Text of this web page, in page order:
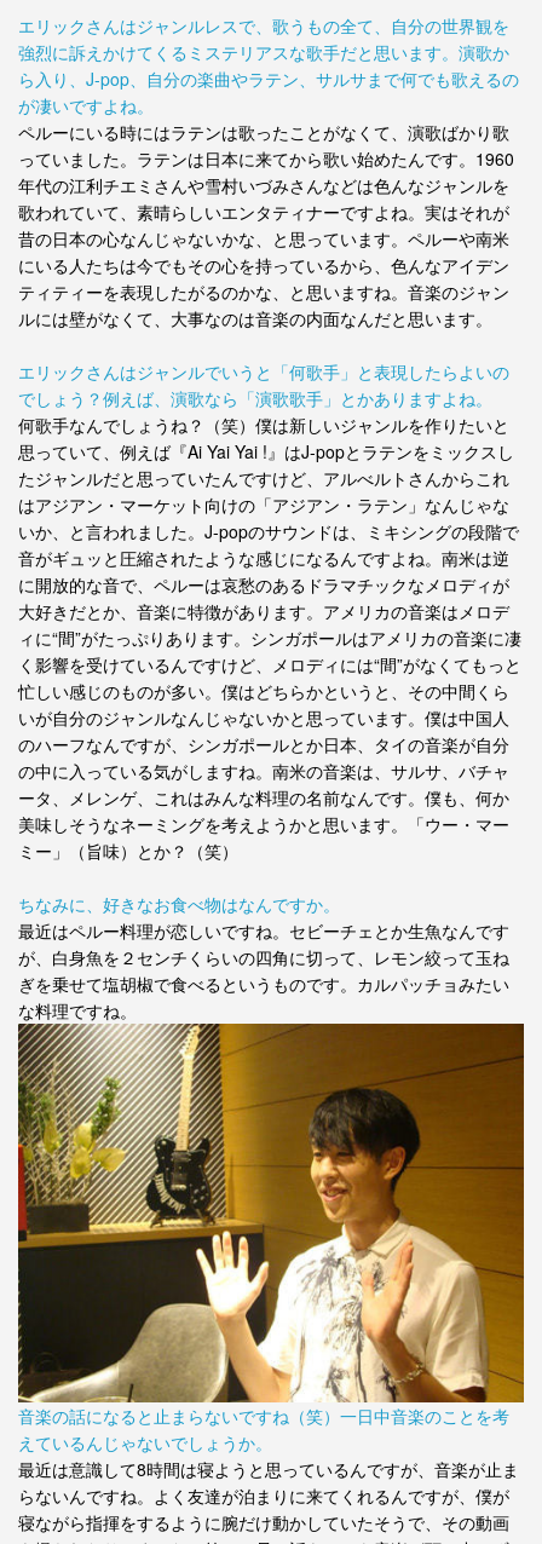
エリックさんはジャンルレスで、歌うもの全て、自分の世界観を
強烈に訴えかけてくるミステリアスな歌手だと思います。演歌か
ら入り、J-pop、自分の楽曲やラテン、サルサまで何でも歌えるの
が凄いですよね。
ペルーにいる時にはラテンは歌ったことがなくて、演歌ばかり歌
っていました。ラテンは日本に来てから歌い始めたんです。1960
年代の江利チエミさんや雪村いづみさんなどは色んなジャンルを
歌われていて、素晴らしいエンタティナーですよね。実はそれが
昔の日本の心なんじゃないかな、と思っています。ペルーや南米
にいる人たちは今でもその心を持っているから、色んなアイデン
ティティーを表現したがるのかな、と思いますね。音楽のジャン
ルには壁がなくて、大事なのは音楽の内面なんだと思います。
エリックさんはジャンルでいうと「何歌手」と表現したらよいの
でしょう？例えば、演歌なら「演歌歌手」とかありますよね。
何歌手なんでしょうね？（笑）僕は新しいジャンルを作りたいと
思っていて、例えば『Ai Yai Yai !』はJ-popとラテンをミックスし
たジャンルだと思っていたんですけど、アルべルトさんからこれ
はアジアン・マーケット向けの「アジアン・ラテン」なんじゃな
いか、と言われました。J-popのサウンドは、ミキシングの段階で
音がギュッと圧縮されたような感じになるんですよね。南米は逆
に開放的な音で、ペルーは哀愁のあるドラマチックなメロディが
大好きだとか、音楽に特徴があります。アメリカの音楽はメロデ
ィに“間”がたっぷりあります。シンガポールはアメリカの音楽に凄
く影響を受けているんですけど、メロディには“間”がなくてもっと
忙しい感じのものが多い。僕はどちらかというと、その中間くら
いが自分のジャンルなんじゃないかと思っています。僕は中国人
のハーフなんですが、シンガポールとか日本、タイの音楽が自分
の中に入っている気がしますね。南米の音楽は、サルサ、バチャ
ータ、メレンゲ、これはみんな料理の名前なんです。僕も、何か
美味しそうなネーミングを考えようかと思います。「ウー・マー
ミー」（旨味）とか？（笑）
ちなみに、好きなお食べ物はなんですか。
最近はペルー料理が恋しいですね。セビーチェとか生魚なんです
が、白身魚を２センチくらいの四角に切って、レモン絞って玉ね
ぎを乗せて塩胡椒で食べるというものです。カルパッチョみたい
な料理ですね。
音楽の話になると止まらないですね（笑）一日中音楽のことを考
えているんじゃないでしょうか。
最近は意識して8時間は寝ようと思っているんですが、音楽が止ま
らないんですね。よく友達が泊まりに来てくれるんですが、僕が
寝ながら指揮をするように腕だけ動かしていたそうで、その動画